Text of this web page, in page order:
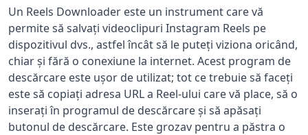
Un Reels Downloader este un instrument care vă
permite să salvați videoclipuri Instagram Reels pe
dispozitivul dvs., astfel încât să le puteți viziona oricând,
chiar și fără o conexiune la internet. Acest program de
descărcare este ușor de utilizat; tot ce trebuie să faceți
este să copiați adresa URL a Reel-ului care vă place, să o
inserați în programul de descărcare și să apăsați
butonul de descărcare. Este grozav pentru a păstra o